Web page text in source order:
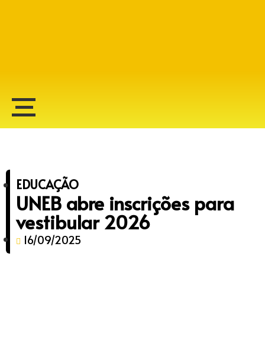
EDUCAÇÃO
UNEB abre inscrições para
vestibular 2026
16/09/2025